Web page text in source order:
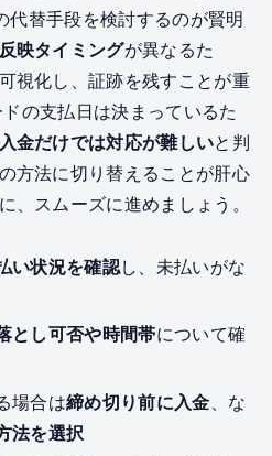
代替手段を検討するのが賢明
反映タイミングが異なるた
視化し、証跡を残すことが重
の支払日は決まっているた
金だけでは対応が難しいと判
方法に切り替えることが肝心
、スムーズに進めましょう。
い状況を確認し、未払いがな
とし可否や時間帯について確
場合は締め切り前に入金 、な
法を選択